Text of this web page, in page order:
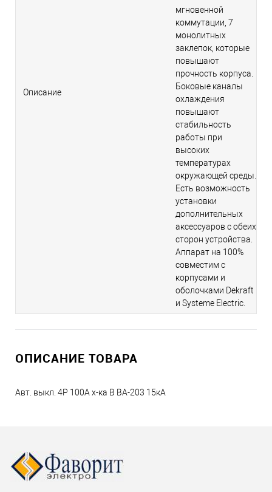
Описание
мгновенной
коммутации, 7
монолитных
заклепок, которые
повышают
прочность корпуса.
Боковые каналы
охлаждения
повышают
стабильность
работы при
высоких
температурах
окружающей среды.
Есть возможность
установки
дополнительных
аксессуаров с обеих
сторон устройства.
Аппарат на 100%
совместим с
корпусами и
оболочками Dekraft
и Systeme Electric.
ОПИСАНИЕ ТОВАРА
Авт. выкл. 4P 100A х-ка B ВА-203 15кА